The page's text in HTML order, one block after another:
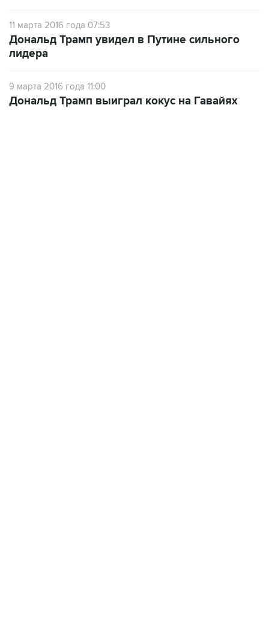
11 марта 2016 года 07:53
Дональд Трамп увидел в Путине сильного
лидера
9 марта 2016 года 11:00
Дональд Трамп выиграл кокус на Гавайях